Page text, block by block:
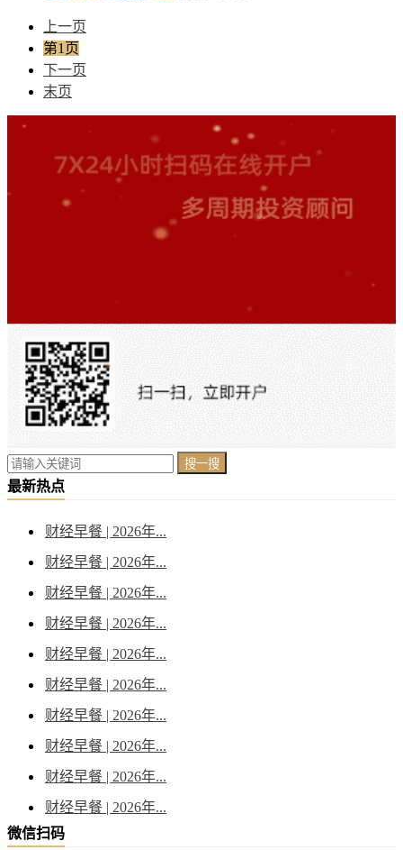
上一页
第1页
下一页
末页
搜一搜
最新热点
财经早餐 | 2026年...
财经早餐 | 2026年...
财经早餐 | 2026年...
财经早餐 | 2026年...
财经早餐 | 2026年...
财经早餐 | 2026年...
财经早餐 | 2026年...
财经早餐 | 2026年...
财经早餐 | 2026年...
财经早餐 | 2026年...
微信扫码